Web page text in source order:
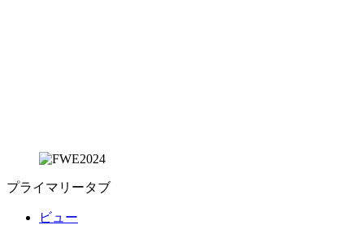
プライマリータブ
ビュー